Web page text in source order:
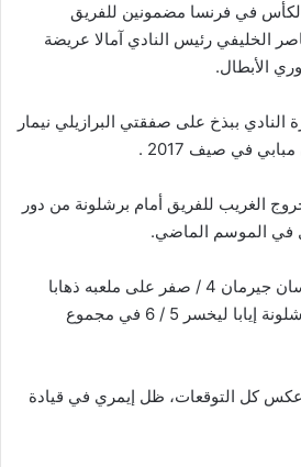
في فرنسا مضمونين للفريق
الخليفي رئيس النادي آمالا عريضة
الأبطال.
النادي ببذخ على صفقتي البرازيلي نيمار
في صيف 2017 .
الغريب للفريق أمام برشلونة من دور
في الموسم الماضي.
وخلال تلك المواجهة، فاز سان جيرمان 4 / صفر على ملعبه ذهابا
وخسر 1 / 6 على ملعب برشلونة إيابا ليخسر 5 / 6 في مجموع
كل التوقعات، ظل إيمري في قيادة